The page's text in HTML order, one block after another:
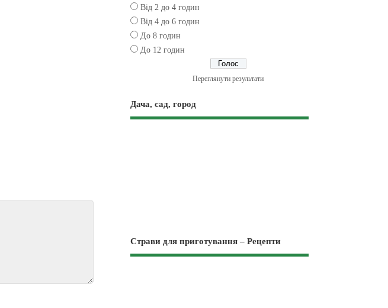
Від 2 до 4 годин
Від 4 до 6 годин
До 8 годин
До 12 годин
Переглянути результати
Дача, сад, город
Страви для приготування – Рецепти